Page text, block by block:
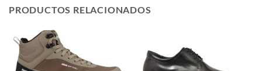
PRODUCTOS RELACIONADOS